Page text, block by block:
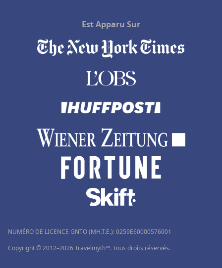
Est Apparu Sur
NUMÉRO DE LICENCE GNTO (MH.T.E.): 0259Ε60000576001
Copyright © 2012–2026 Travelmyth™. Tous droits réservés.